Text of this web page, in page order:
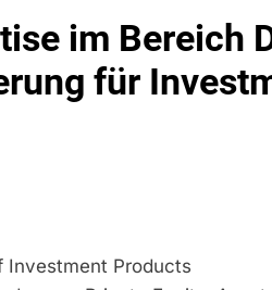
im Bereich
für
Investment Products